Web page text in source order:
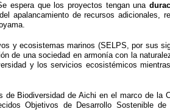
espera que los proyectos tengan una
apalancamiento de recursos adicionales,
y ecosistemas marinos (SELPS, por sus
de una sociedad en armonía con la
y los servicios ecosistémicos
Biodiversidad de Aichi en el marco de la
Objetivos de Desarrollo Sostenible de